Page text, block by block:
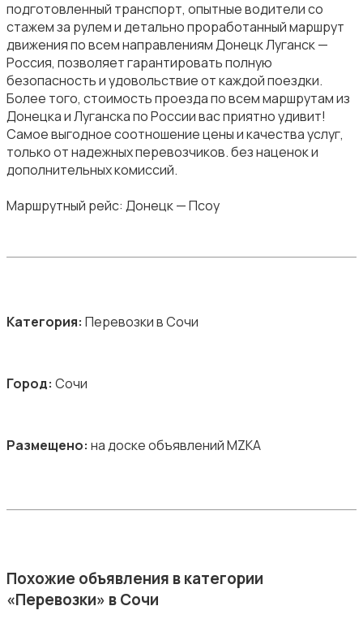
подготовленный транспорт, опытные водители со
стажем за рулем и детально проработанный маршрут
движения по всем направлениям Донецк Луганск —
Россия, позволяет гарантировать полную
безопасность и удовольствие от каждой поездки.
Более того, стоимость проезда по всем маршрутам из
Донецка и Луганска по России вас приятно удивит!
Самое выгодное соотношение цены и качества услуг,
только от надежных перевозчиков. без наценок и
дополнительных комиссий.
Маршрутный рейс: Донецк — Псоу
Категория: Перевозки в Сочи
Город: Сочи
Размещено: на доске объявлений MZKA
Похожие объявления в категории
«Перевозки» в Сочи